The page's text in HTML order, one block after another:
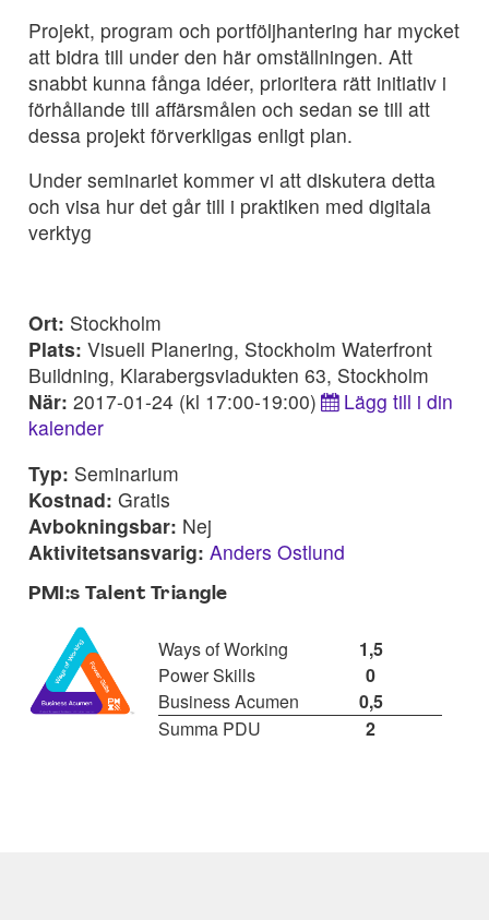
Projekt, program och portföljhantering har mycket
att bidra till under den här omställningen. Att
snabbt kunna fånga idéer, prioritera rätt initiativ i
förhållande till affärsmålen och sedan se till att
dessa projekt förverkligas enligt plan.
Under seminariet kommer vi att diskutera detta
och visa hur det går till i praktiken med digitala
verktyg
Ort: Stockholm
Plats: Visuell Planering, Stockholm Waterfront
Buildning, Klarabergsviadukten 63, Stockholm
När: 2017-01-24 (kl 17:00-19:00)
Lägg till i din
kalender
Typ: Seminarium
Kostnad: Gratis
Avbokningsbar: Nej
Aktivitetsansvarig: Anders Ostlund
PMI:s Talent Triangle
Ways of Working
1,5
Power Skills
0
Business Acumen
0,5
Summa PDU
2